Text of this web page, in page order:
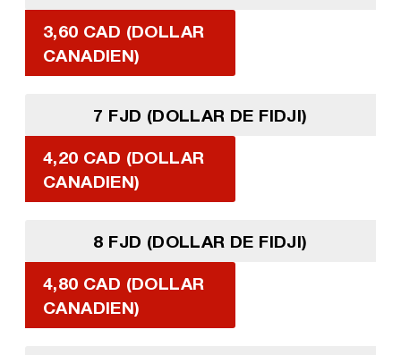
3,60 CAD (DOLLAR
CANADIEN)
7 FJD (DOLLAR DE FIDJI)
4,20 CAD (DOLLAR
CANADIEN)
8 FJD (DOLLAR DE FIDJI)
4,80 CAD (DOLLAR
CANADIEN)